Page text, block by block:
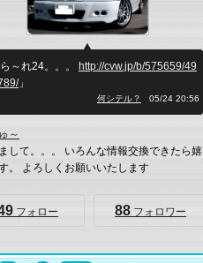
ら～れ24。。。
http://cvw.jp/b/575659/49
」
何シテル？ 05/24 20:56
～
して。。。 いろんな情報交換できたら嬉
。 よろしくお願いいたします
フォロー 88 フォロワー